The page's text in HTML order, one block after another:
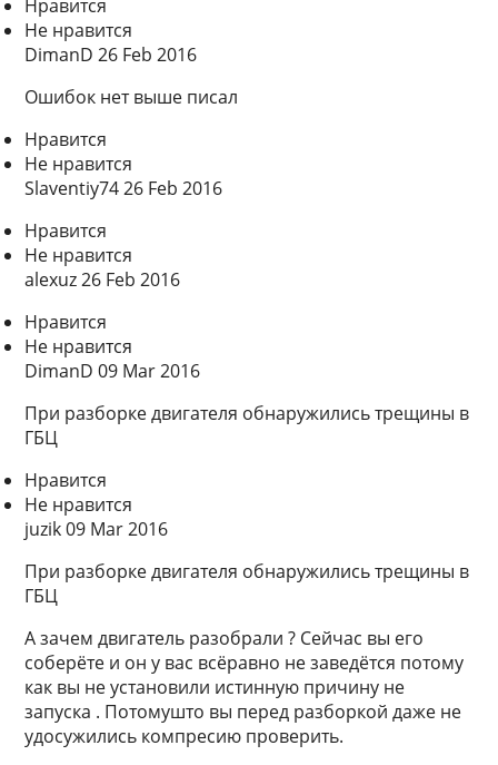
Нравится
Не нравится
DimanD 26 Feb 2016
Ошибок нет выше писал
Нравится
Не нравится
Slaventiy74 26 Feb 2016
Нравится
Не нравится
alexuz 26 Feb 2016
Нравится
Не нравится
DimanD 09 Mar 2016
При разборке двигателя обнаружились трещины в
ГБЦ
Нравится
Не нравится
juzik 09 Mar 2016
При разборке двигателя обнаружились трещины в
ГБЦ
А зачем двигатель разобрали ? Сейчас вы его
соберёте и он у вас всёравно не заведётся потому
как вы не установили истинную причину не
запуска . Потомушто вы перед разборкой даже не
удосужились компресию проверить.